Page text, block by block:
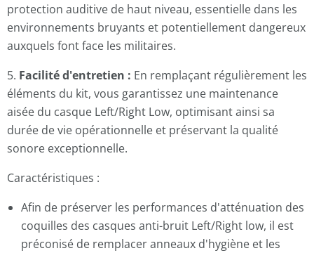
protection auditive de haut niveau, essentielle dans les
environnements bruyants et potentiellement dangereux
auxquels font face les militaires.
5. Facilité d'entretien : En remplaçant régulièrement les
éléments du kit, vous garantissez une maintenance
aisée du casque Left/Right Low, optimisant ainsi sa
durée de vie opérationnelle et préservant la qualité
sonore exceptionnelle.
Caractéristiques :
Afin de préserver les performances d'atténuation des
coquilles des casques anti-bruit Left/Right low, il est
préconisé de remplacer anneaux d'hygiène et les